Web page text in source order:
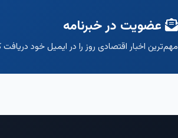
عضویت در خبرنامه
مهم‌ترین اخبار اقتصادی روز را در ایمیل خود دریافت